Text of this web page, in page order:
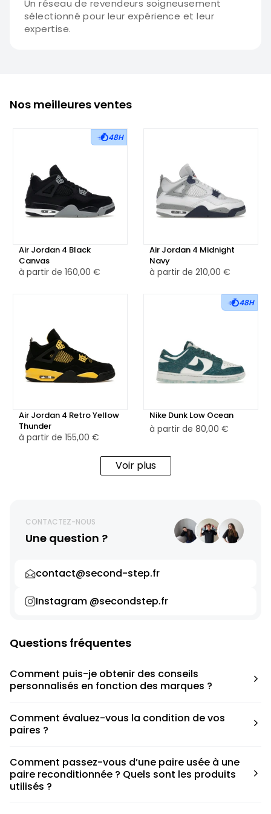
Un réseau de revendeurs soigneusement
sélectionné pour leur expérience et leur
expertise.
Nos meilleures ventes
48H
Air Jordan 4 Black
Canvas
à partir de 160,00 €
Air Jordan 4 Midnight
Navy
à partir de 210,00 €
Air Jordan 4 Retro Yellow
Thunder
à partir de 155,00 €
48H
Nike Dunk Low Ocean
à partir de 80,00 €
Voir plus
CONTACTEZ-NOUS
Une question ?
contact@second-step.fr
Instagram @secondstep.fr
Questions fréquentes
Comment puis-je obtenir des conseils
personnalisés en fonction des marques ?
pour déterminer la taille appropriée, que ce soit une taille
en dessous, au-dessus ou correspondant à votre taille
Comment évaluez-vous la condition de vos
paires ?
défauts spécifiques de chaque paire.
Comment passez-vous d’une paire usée à une
paire reconditionnée ? Quels sont les produits
utilisés ?